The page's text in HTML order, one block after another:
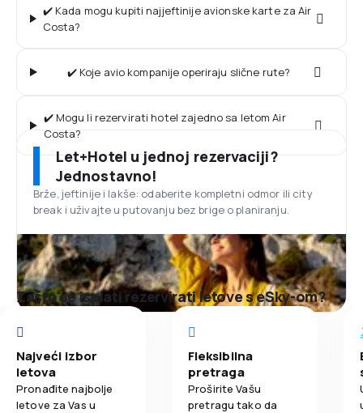
✔️ Kada mogu kupiti najjeftinije avionske karte za Air
Costa?
✔️ Koje avio kompanije operiraju slične rute?
✔️ Mogu li rezervirati hotel zajedno sa letom Air
Costa?
Let+Hotel u jednoj rezervaciji?
Jednostavno!
Brže, jeftinije i lakše: odaberite kompletni odmor ili city
break i uživajte u putovanju bez brige o planiranju.
Zašto se isplati rezervirati letove s eSky-om?
Najveći izbor
letova
Pronađite najbolje
letove za Vas u
Fleksibilna
pretraga
Proširite Vašu
pretragu tako da